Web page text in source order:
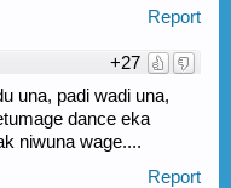
Report
+27
una, padi wadi una,
dance eka
niwuna wage....
Report